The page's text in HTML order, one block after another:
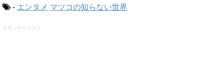
- エンタメ マツコの知らない世界
スポンサーリンク